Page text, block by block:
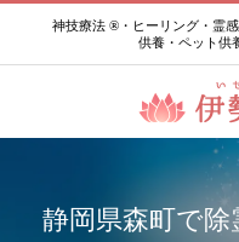
神技療法 ®・ヒーリング・霊
供養・ペット供
静岡県森町で